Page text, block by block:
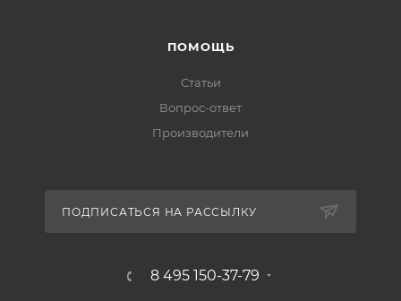
ПОМОЩЬ
Статьи
Вопрос-ответ
Производители
ПОДПИСАТЬСЯ НА РАССЫЛКУ
8 495 150-37-79